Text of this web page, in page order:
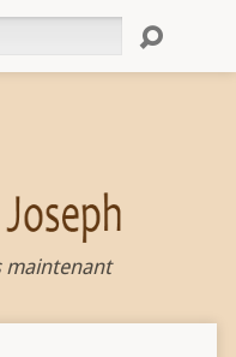
maintenant